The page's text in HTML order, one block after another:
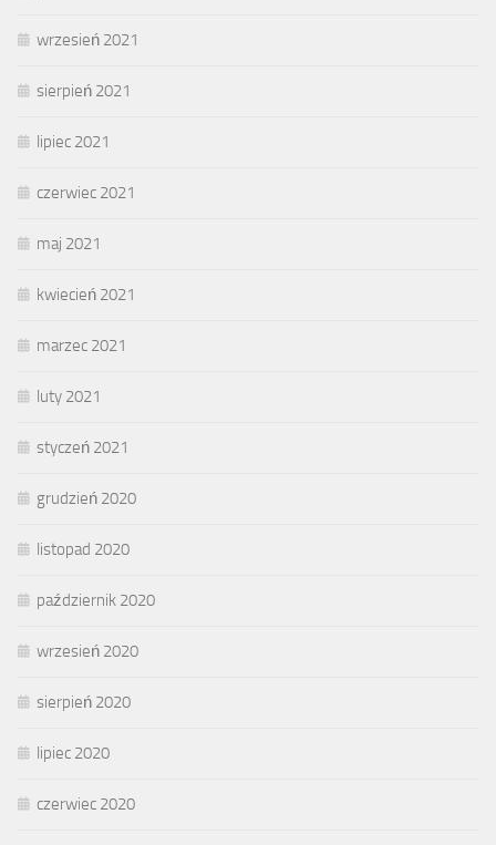
wrzesień 2021
sierpień 2021
lipiec 2021
czerwiec 2021
maj 2021
kwiecień 2021
marzec 2021
luty 2021
styczeń 2021
grudzień 2020
listopad 2020
październik 2020
wrzesień 2020
sierpień 2020
lipiec 2020
czerwiec 2020